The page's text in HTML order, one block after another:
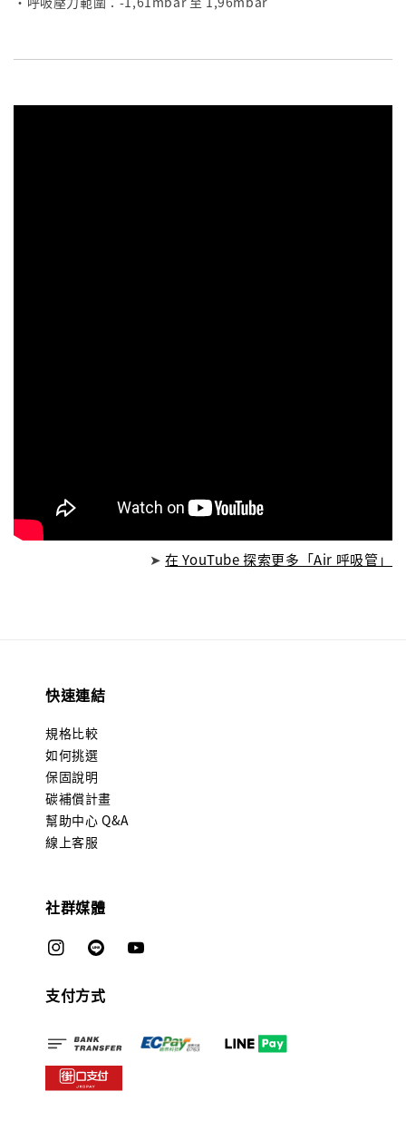
➤在 YouTube 探索更多「Air 呼吸管」
快速連結
規格比較
如何挑選
保固說明
碳補償計畫
幫助中心 Q&A
線上客服
社群媒體
支付方式